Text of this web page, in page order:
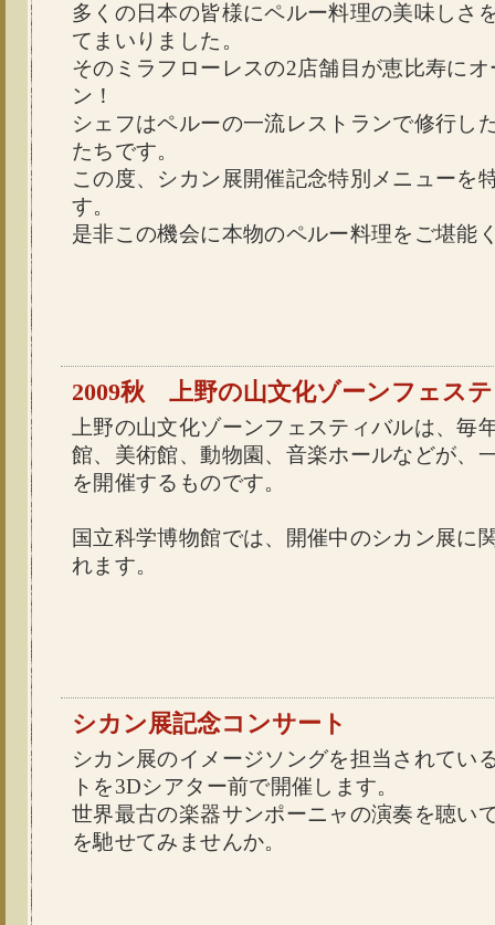
多くの日本の皆様にペルー料理の美味しさ
てまいりました。
そのミラフローレスの2店舗目が恵比寿にオ
ン！
シェフはペルーの一流レストランで修行し
たちです。
この度、シカン展開催記念特別メニューを
す。
是非この機会に本物のペルー料理をご堪能
2009秋 上野の山文化ゾーンフェス
上野の山文化ゾーンフェスティバルは、毎
館、美術館、動物園、音楽ホールなどが、
を開催するものです。
国立科学博物館では、開催中のシカン展に
れます。
シカン展記念コンサート
シカン展のイメージソングを担当されてい
トを3Dシアター前で開催します。
世界最古の楽器サンポーニャの演奏を聴い
を馳せてみませんか。